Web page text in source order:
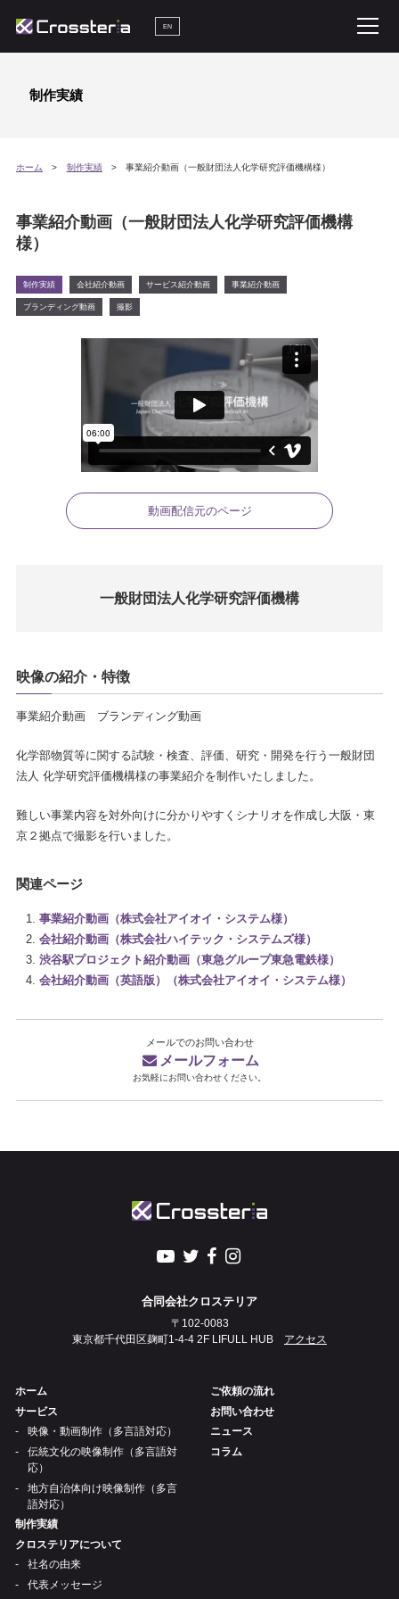
EN
制作実績
ホーム 制作実績 事業紹介動画（一般財団法人化学研究評価機構様）
事業紹介動画（一般財団法人化学研究評価機構
様）
制作実績 会社紹介動画 サービス紹介動画 事業紹介動画
ブランディング動画 撮影
動画配信元のページ
一般財団法人化学研究評価機構
映像の紹介・特徴
事業紹介動画 ブランディング動画
化学部物質等に関する試験・検査、評価、研究・開発を行う一般財団
法人 化学研究評価機構様の事業紹介を制作いたしました。
難しい事業内容を対外向けに分かりやすくシナリオを作成し大阪・東
京２拠点で撮影を行いました。
関連ページ
事業紹介動画（株式会社アイオイ・システム様）
会社紹介動画（株式会社ハイテック・システムズ様）
渋谷駅プロジェクト紹介動画（東急グループ東急電鉄様）
会社紹介動画（英語版）（株式会社アイオイ・システム様）
メールでのお問い合わせ
メールフォーム
お気軽にお問い合わせください。
合同会社クロステリア
〒102-0083
東京都千代田区麹町1-4-4 2F LIFULL HUB アクセス
ホーム
サービス
映像・動画制作（多言語対応）
伝統文化の映像制作（多言語対
応）
地方自治体向け映像制作（多言
語対応）
制作実績
クロステリアについて
社名の由来
代表メッセージ
ご依頼の流れ
お問い合わせ
ニュース
コラム